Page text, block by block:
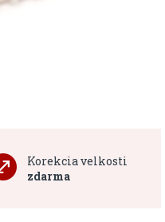
Korekcia velkosti
zdarma